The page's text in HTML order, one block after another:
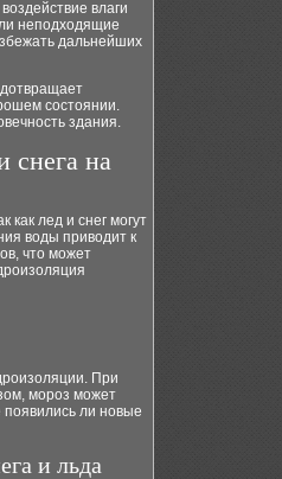
влаги
неподходящие
дальнейших
состоянии.
здания.
снега на
лед и снег могут
воды приводит к
что может
При
мороз может
появились ли новые
и льда